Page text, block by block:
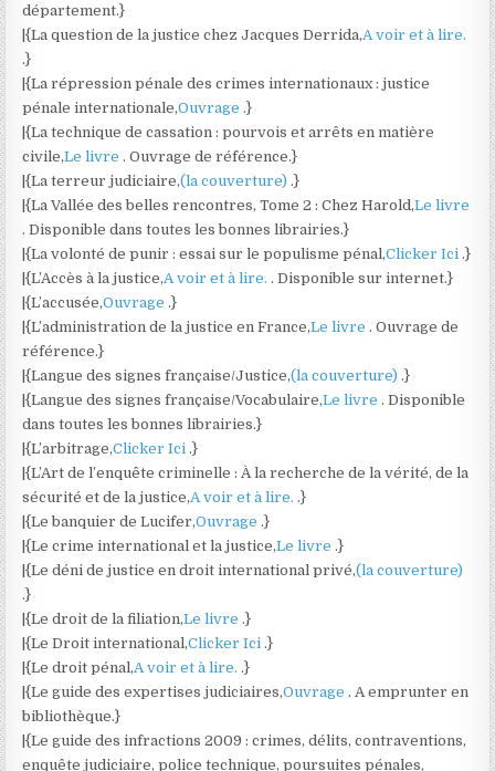
département.}
|{La question de la justice chez Jacques Derrida,A voir et à lire.
.}
|{La répression pénale des crimes internationaux : justice
pénale internationale,Ouvrage .}
|{La technique de cassation : pourvois et arrêts en matière
civile,Le livre . Ouvrage de référence.}
|{La terreur judiciaire,(la couverture) .}
|{La Vallée des belles rencontres, Tome 2 : Chez Harold,Le livre
. Disponible dans toutes les bonnes librairies.}
|{La volonté de punir : essai sur le populisme pénal,Clicker Ici .}
|{L’Accès à la justice,A voir et à lire. . Disponible sur internet.}
|{L’accusée,Ouvrage .}
|{L’administration de la justice en France,Le livre . Ouvrage de
référence.}
|{Langue des signes française/Justice,(la couverture) .}
|{Langue des signes française/Vocabulaire,Le livre . Disponible
dans toutes les bonnes librairies.}
|{L’arbitrage,Clicker Ici .}
|{L’Art de l’enquête criminelle : À la recherche de la vérité, de la
sécurité et de la justice,A voir et à lire. .}
|{Le banquier de Lucifer,Ouvrage .}
|{Le crime international et la justice,Le livre .}
|{Le déni de justice en droit international privé,(la couverture)
.}
|{Le droit de la filiation,Le livre .}
|{Le Droit international,Clicker Ici .}
|{Le droit pénal,A voir et à lire. .}
|{Le guide des expertises judiciaires,Ouvrage . A emprunter en
bibliothèque.}
|{Le guide des infractions 2009 : crimes, délits, contraventions,
enquête judiciaire, police technique, poursuites pénales,